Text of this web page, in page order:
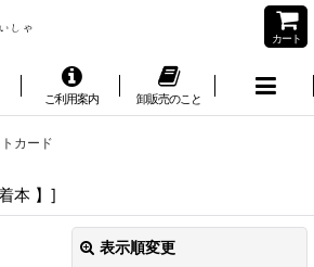
カート
ご利用案内 卸販売のこと
カード
本 】 ]
表示順変更